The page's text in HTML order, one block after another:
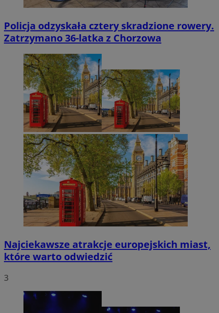
Policja odzyskała cztery skradzione rowery.
Zatrzymano 36-latka z Chorzowa
Najciekawsze atrakcje europejskich miast,
które warto odwiedzić
3